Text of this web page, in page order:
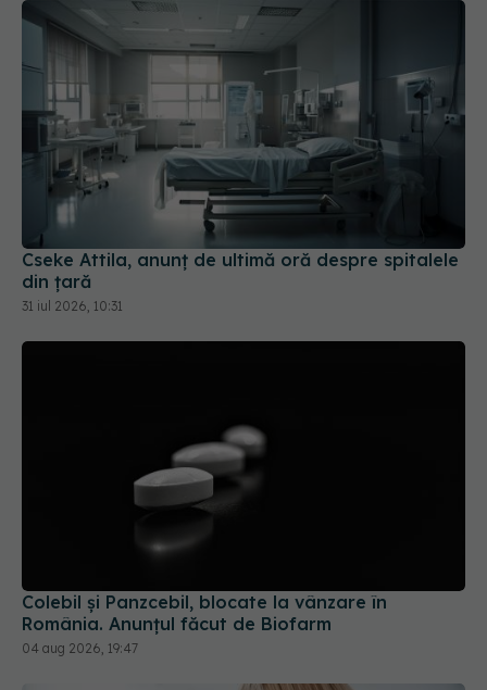
Cseke Attila, anunț de ultimă oră despre spitalele
din țară
31 iul 2026, 10:31
România. Anunțul făcut de Biofarm